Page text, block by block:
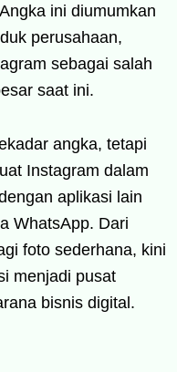
ini diumumkan
perusahaan,
sebagai salah
saat ini.
angka, tetapi
Instagram dalam
aplikasi lain
WhatsApp. Dari
foto sederhana, kini
menjadi pusat
bisnis digital.